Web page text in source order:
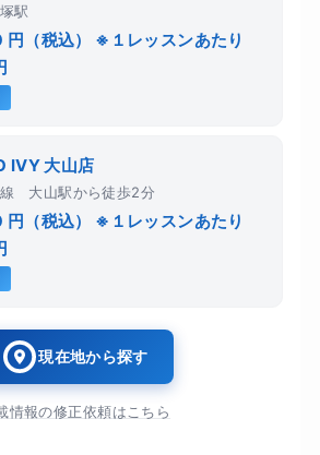
駅
（税込） ※１レッスンあたり
IVY 大山店
大山駅から徒歩2分
（税込） ※１レッスンあたり
現在地から探す
情報の修正依頼はこちら